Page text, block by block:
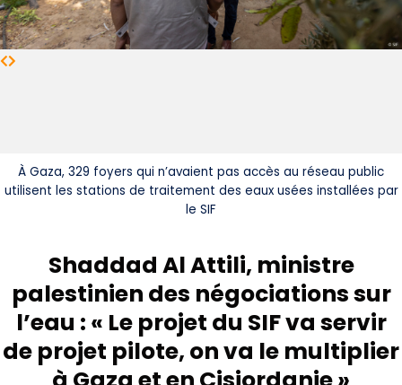
À Gaza, 329 foyers qui n’avaient pas accès au réseau public
utilisent les stations de traitement des eaux usées installées par
le SIF
Shaddad Al Attili, ministre
palestinien des négociations sur
l’eau : « Le projet du SIF va servir
de projet pilote, on va le multiplier